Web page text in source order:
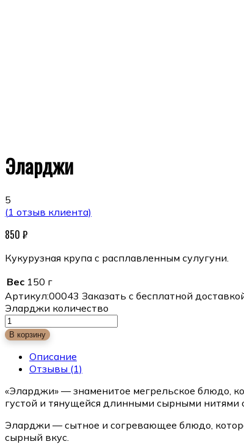
Эларджи
5
(1 отзыв клиента)
850 ₽
Кукурузная крупа с расплавленным сулугуни.
Вес 150 г
Артикул:00043 Заказать с бесплатной
Эларджи количество
В корзину
Описание
Отзывы (1)
«Эларджи» — знаменитое мегрельское блюдо,
густой и тянущейся длинными сырными нитями
Эларджи — сытное и согревающее блюдо,
сырный вкус.